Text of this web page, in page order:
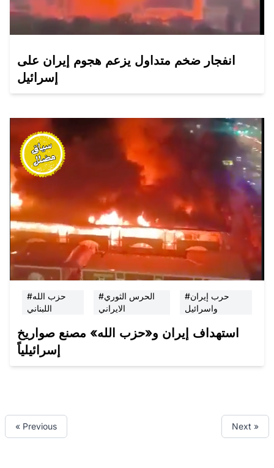
انفجار ضخم متداول يزعم هجوم إيران على
إسرائيل
#حزب الله
اللبناني
#الحرس الثوري
الايراني
#حرب إيران
واسرائيل
استهداف إيران و«حزب الله» مصنع صواريخ
إسرائيلياً
« Previous Next »